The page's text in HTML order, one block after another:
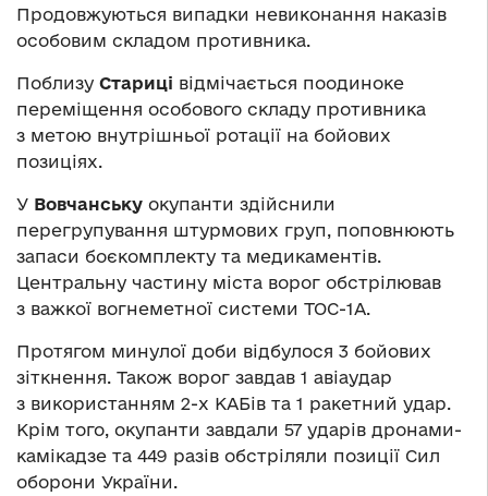
Продовжуються випадки невиконання наказів
особовим складом противника.
Поблизу Стариці відмічається поодиноке
переміщення особового складу противника
з метою внутрішньої ротації на бойових
позиціях.
У Вовчанську окупанти здійснили
перегрупування штурмових груп, поповнюють
запаси боєкомплекту та медикаментів.
Центральну частину міста ворог обстрілював
з важкої вогнеметної системи ТОС-1А.
Протягом минулої доби відбулося 3 бойових
зіткнення. Також ворог завдав 1 авіаудар
з використанням 2-х КАБів та 1 ракетний удар.
Крім того, окупанти завдали 57 ударів дронами-
камікадзе та 449 разів обстріляли позиції Сил
оборони України.